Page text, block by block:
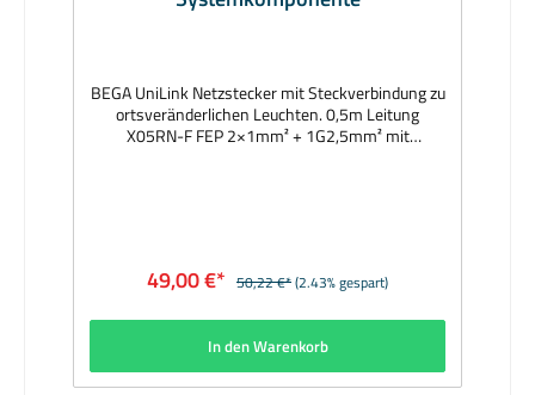
BEGA UniLink Netzstecker mit Steckverbindung zu
ortsveränderlichen Leuchten. 0,5m Leitung
X05RN-F FEP 2×1mm² + 1G2,5mm² mit
Leitung 500Lieferzeit: 1 Woche
49,00 €* 50,22 €*(2.43% gespart)
In den Warenkorb